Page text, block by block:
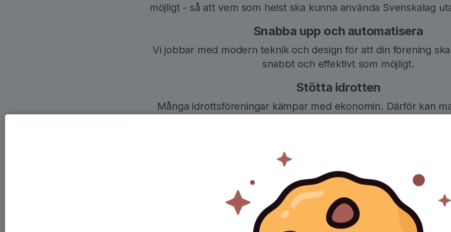
möjligt - så att vem som helst ska kunna använda Svenskalag
Snabba upp och automatisera
Vi jobbar med modern teknik och design för att din förening
snabbt och effektivt som möjligt.
Stötta idrotten
Många idrottsföreningar kämpar med ekonomin. Därför kan
Fortsätt förbättra
Vi vet att vi aldrig blir färdiga. Det finns alltid något att förfina
att utveckla. Det är det som gör det så roligt att gå till